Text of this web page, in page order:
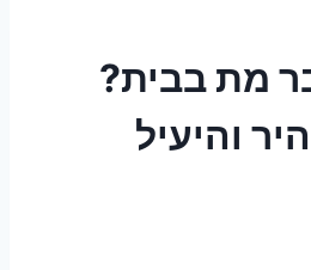
מת בבית?
והיעיל